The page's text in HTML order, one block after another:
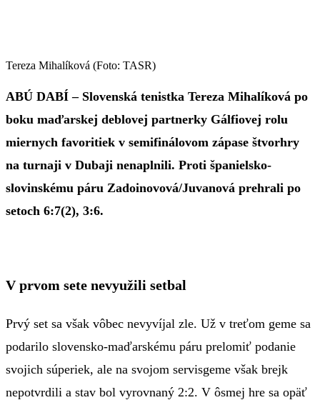
Tereza Mihalíková (Foto: TASR)
ABÚ DABÍ – Slovenská tenistka Tereza Mihalíková po
boku maďarskej deblovej partnerky Gálfiovej rolu
miernych favoritiek v semifinálovom zápase štvorhry
na turnaji v Dubaji nenaplnili. Proti španielsko-
slovinskému páru Zadoinovová/Juvanová prehrali po
setoch 6:7(2), 3:6.
V prvom sete nevyužili setbal
Prvý set sa však vôbec nevyvíjal zle. Už v treťom geme sa
podarilo slovensko-maďarskému páru prelomiť podanie
svojich súperiek, ale na svojom servisgeme však brejk
nepotvrdili a stav bol vyrovnaný 2:2. V ôsmej hre sa opäť